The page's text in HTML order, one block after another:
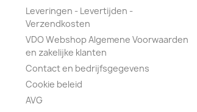
Leveringen - Levertijden -
Verzendkosten
VDO Webshop Algemene Voorwaarden
en zakelijke klanten
Contact en bedrijfsgegevens
Cookie beleid
AVG